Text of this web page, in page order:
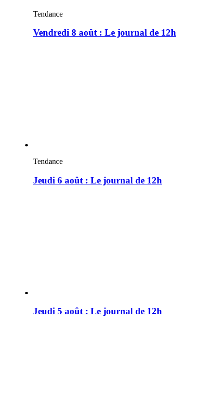
Tendance
Vendredi 8 août : Le journal de 12h
Tendance
Jeudi 6 août : Le journal de 12h
Jeudi 5 août : Le journal de 12h